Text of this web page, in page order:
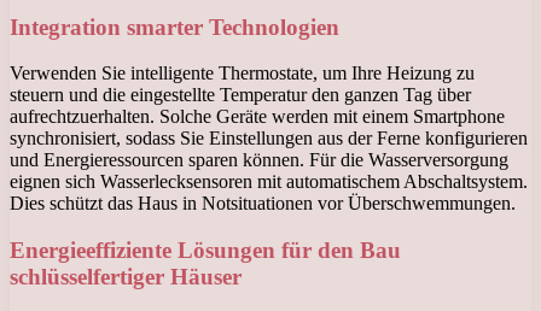
Integration smarter Technologien
Verwenden Sie intelligente Thermostate, um Ihre Heizung zu
steuern und die eingestellte Temperatur den ganzen Tag über
aufrechtzuerhalten. Solche Geräte werden mit einem Smartphone
synchronisiert, sodass Sie Einstellungen aus der Ferne konfigurieren
und Energieressourcen sparen können. Für die Wasserversorgung
eignen sich Wasserlecksensoren mit automatischem Abschaltsystem.
Dies schützt das Haus in Notsituationen vor Überschwemmungen.
Energieeffiziente Lösungen für den Bau
schlüsselfertiger Häuser